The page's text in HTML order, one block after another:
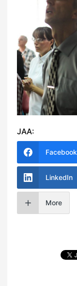
JAA:
Facebook
LinkedIn
More